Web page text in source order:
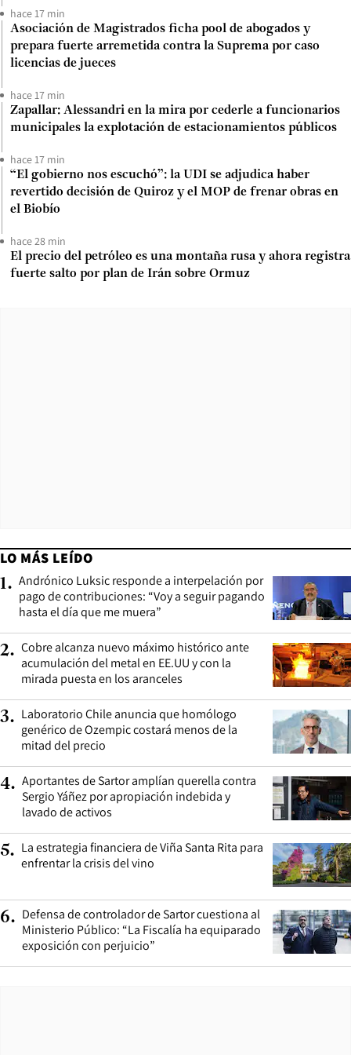
hace 17 min
Asociación de Magistrados ficha pool de abogados y
prepara fuerte arremetida contra la Suprema por caso
licencias de jueces
hace 17 min
Zapallar: Alessandri en la mira por cederle a funcionarios
municipales la explotación de estacionamientos públicos
hace 17 min
“El gobierno nos escuchó”: la UDI se adjudica haber
revertido decisión de Quiroz y el MOP de frenar obras en
el Biobío
hace 28 min
El precio del petróleo es una montaña rusa y ahora registra
fuerte salto por plan de Irán sobre Ormuz
LO MÁS LEÍDO
1. Andrónico Luksic responde a interpelación por
pago de contribuciones: “Voy a seguir pagando
hasta el día que me muera”
2. Cobre alcanza nuevo máximo histórico ante
acumulación del metal en EE.UU y con la
mirada puesta en los aranceles
3. Laboratorio Chile anuncia que homólogo
genérico de Ozempic costará menos de la
mitad del precio
4. Aportantes de Sartor amplían querella contra
Sergio Yáñez por apropiación indebida y
lavado de activos
5. La estrategia financiera de Viña Santa Rita para
enfrentar la crisis del vino
6. Defensa de controlador de Sartor cuestiona al
Ministerio Público: “La Fiscalía ha equiparado
exposición con perjuicio”